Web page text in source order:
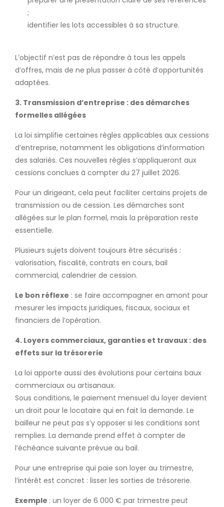
;
identifier les lots accessibles à sa structure.
L’objectif n’est pas de répondre à tous les appels
d’offres, mais de ne plus passer à côté d’opportunités
adaptées.
3. Transmission d’entreprise : des démarches
formelles allégées
La loi simplifie certaines règles applicables aux cessions
d’entreprise, notamment les obligations d’information
des salariés. Ces nouvelles règles s’appliqueront aux
cessions conclues à compter du 27 juillet 2026.
Pour un dirigeant, cela peut faciliter certains projets de
transmission ou de cession. Les démarches sont
allégées sur le plan formel, mais la préparation reste
essentielle.
Plusieurs sujets doivent toujours être sécurisés :
valorisation, fiscalité, contrats en cours, bail
commercial, calendrier de cession.
Le bon réflexe : se faire accompagner en amont pour
mesurer les impacts juridiques, fiscaux, sociaux et
financiers de l’opération.
4. Loyers commerciaux, garanties et travaux : des
effets sur la trésorerie
La loi apporte aussi des évolutions pour certains baux
commerciaux ou artisanaux.
Sous conditions, le paiement mensuel du loyer devient
un droit pour le locataire qui en fait la demande. Le
bailleur ne peut pas s’y opposer si les conditions sont
remplies. La demande prend effet à compter de
l’échéance suivante prévue au bail.
Pour une entreprise qui paie son loyer au trimestre,
l’intérêt est concret : lisser les sorties de trésorerie.
Exemple : un loyer de 6 000 € par trimestre peut